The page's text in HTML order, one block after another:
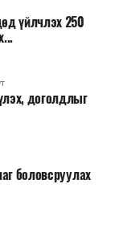
үйлчлэх 250
доголдлыг
боловсруулах